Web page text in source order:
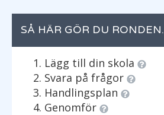
SÅ HÄR GÖR DU RONDEN.
Lägg till din skola
Svara på frågor
Handlingsplan
Genomför